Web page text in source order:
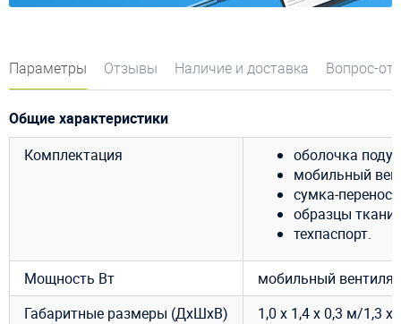
Параметры Отзывы Наличие и доставка Вопрос-
Общие характеристики
Комплектация
оболочка
мобильный
сумка-
образцы ткани
техпаспорт.
Мощность Вт
мобильный
Габаритные размеры (ДхШхВ)
1,0 х 1,4 х 0,3 м/1,3 х